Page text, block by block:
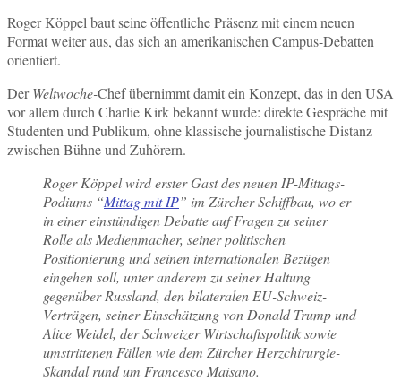
Roger Köppel baut seine öffentliche Präsenz mit einem neuen
Format weiter aus, das sich an amerikanischen Campus-Debatten
orientiert.
DerWeltwoche-Chef übernimmt damit ein Konzept, das in den USA
vor allem durch Charlie Kirk bekannt wurde: direkte Gespräche mit
Studenten und Publikum, ohne klassische journalistische Distanz
zwischen Bühne und Zuhörern.
Roger Köppel wird erster Gast des neuen IP-Mittags-
Podiums “Mittag mit IP” im Zürcher Schiffbau, wo er
in einer einstündigen Debatte auf Fragen zu seiner
Rolle als Medienmacher, seiner politischen
Positionierung und seinen internationalen Bezügen
eingehen soll, unter anderem zu seiner Haltung
gegenüber Russland, den bilateralen EU-Schweiz-
Verträgen, seiner Einschätzung von Donald Trump und
Alice Weidel, der Schweizer Wirtschaftspolitik sowie
umstrittenen Fällen wie dem Zürcher Herzchirurgie-
Skandal rund um Francesco Maisano.